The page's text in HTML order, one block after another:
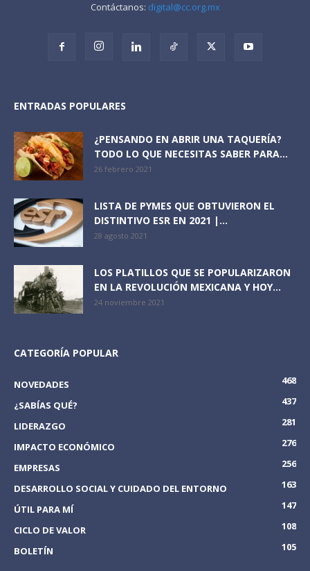
Contáctanos: digital@cc.org.mx
ENTRADAS POPULARES
¿PENSANDO EN ABRIR UNA TAQUERÍA?
TODO LO QUE NECESITAS SABER PARA...
26 febrero 2021
LISTA DE PYMES QUE OBTUVIERON EL
DISTINTIVO ESR EN 2021 |...
28 agosto 2021
LOS PLATILLOS QUE SE POPULARIZARON
EN LA REVOLUCIÓN MEXICANA Y HOY...
24 noviembre 2021
CATEGORÍA POPULAR
NOVEDADES
468
¿SABÍAS QUÉ?
437
LIDERAZGO
281
IMPACTO ECONÓMICO
276
EMPRESAS
256
DESARROLLO SOCIAL Y CUIDADO DEL ENTORNO
163
ÚTIL PARA MÍ
147
CICLO DE VALOR
108
BOLETÍN
105